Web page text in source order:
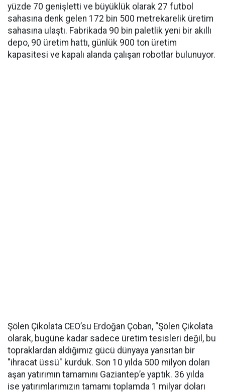
yüzde 70 genişletti ve büyüklük olarak 27 futbol
sahasına denk gelen 172 bin 500 metrekarelik üretim
sahasına ulaştı. Fabrikada 90 bin paletlik yeni bir akıllı
depo, 90 üretim hattı, günlük 900 ton üretim
kapasitesi ve kapalı alanda çalışan robotlar bulunuyor.
Şölen Çikolata CEO’su Erdoğan Çoban, “Şölen Çikolata
olarak, bugüne kadar sadece üretim tesisleri değil, bu
topraklardan aldığımız gücü dünyaya yansıtan bir
"ihracat üssü" kurduk. Son 10 yılda 500 milyon doları
aşan yatırımın tamamını Gaziantep’e yaptık. 36 yılda
ise yatırımlarımızın tamamı toplamda 1 milyar doları